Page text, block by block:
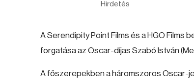
Hirdetés
A Serendipity Point Films és a HGO
forgatása az Oscar-díjas Szabó István
A főszerepekben a háromszoros Oscar-